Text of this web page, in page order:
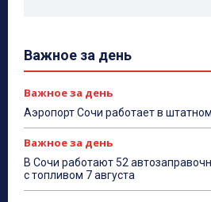
Важное за день
Важное за день
Аэропорт Сочи работает в
Важное за день
В Сочи работают 52
с топливом 7 августа